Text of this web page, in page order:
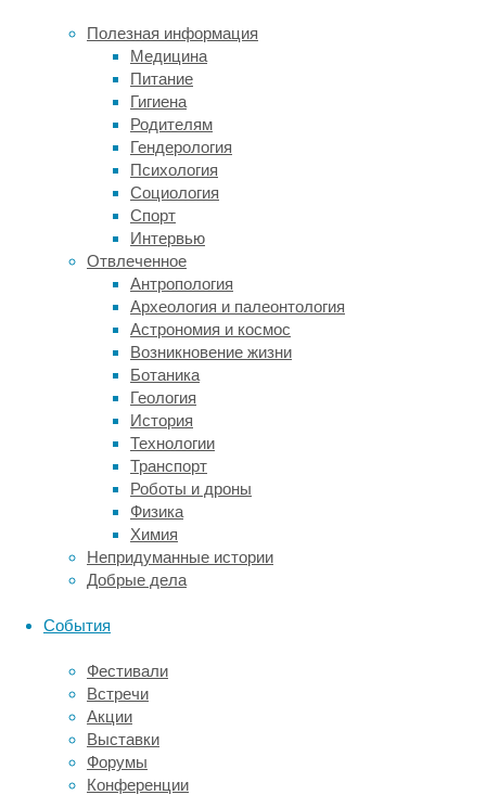
Полезная информация
Медицина
Питание
Гигиена
Родителям
Гендерология
Психология
Социология
Спорт
Интервью
Отвлеченное
Антропология
Археология и палеонтология
Астрономия и космос
Возникновение жизни
Ботаника
Геология
История
Технологии
Транспорт
Роботы и дроны
Физика
Химия
Непридуманные истории
Добрые дела
События
Фестивали
Встречи
Акции
Выставки
Форумы
Конференции
маркетинг,
то
есть
полная
помощь
продвижении
бизнеса
посредством
Сети.
SMM
как
инструмент
полноценного
маркетинга
Отдельно
стоит
о
менее
популярном
направлении
в
онлайн-
обучении